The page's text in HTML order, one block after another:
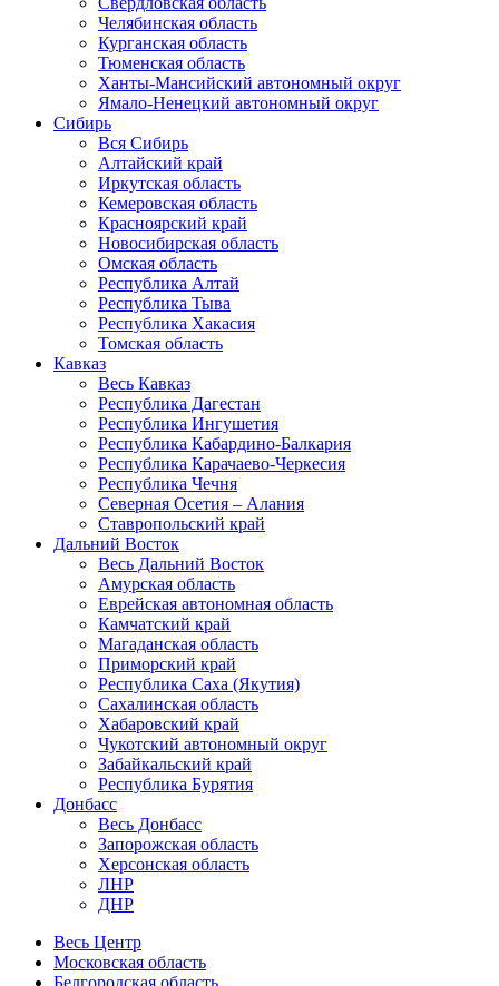
Челябинская область
Курганская область
Тюменская область
Ханты-Мансийский автономный округ
Ямало-Ненецкий автономный округ
Сибирь
Вся Сибирь
Алтайский край
Иркутская область
Кемеровская область
Красноярский край
Новосибирская область
Омская область
Республика Алтай
Республика Тыва
Республика Хакасия
Томская область
Кавказ
Весь Кавказ
Республика Дагестан
Республика Ингушетия
Республика Кабардино-Балкария
Республика Карачаево-Черкесия
Республика Чечня
Северная Осетия – Алания
Ставропольский край
Дальний Восток
Весь Дальний Восток
Амурская область
Еврейская автономная область
Камчатский край
Магаданская область
Приморский край
Республика Саха (Якутия)
Сахалинская область
Хабаровский край
Чукотский автономный округ
Забайкальский край
Республика Бурятия
Донбасс
Весь Донбасс
Запорожская область
Херсонская область
ЛНР
ДНР
Весь Центр
Московская область
Белгородская область